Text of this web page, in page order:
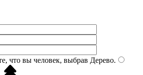
что вы человек, выбрав Дерево.